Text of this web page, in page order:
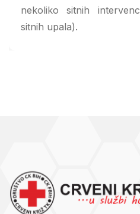
nekoliko sitnih
sitnih upala).